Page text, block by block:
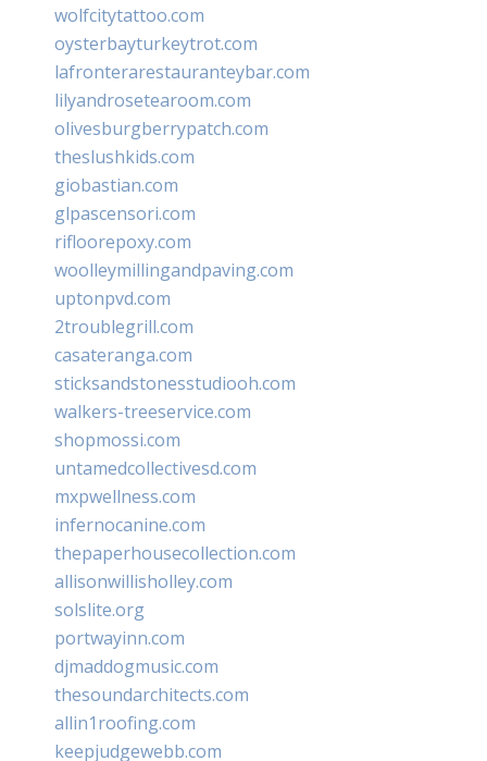
wolfcitytattoo.com
oysterbayturkeytrot.com
lafronterarestauranteybar.com
lilyandrosetearoom.com
olivesburgberrypatch.com
theslushkids.com
giobastian.com
glpascensori.com
rifloorepoxy.com
woolleymillingandpaving.com
uptonpvd.com
2troublegrill.com
casateranga.com
sticksandstonesstudiooh.com
walkers-treeservice.com
shopmossi.com
untamedcollectivesd.com
mxpwellness.com
infernocanine.com
thepaperhousecollection.com
allisonwillisholley.com
solslite.org
portwayinn.com
djmaddogmusic.com
thesoundarchitects.com
allin1roofing.com
keepjudgewebb.com